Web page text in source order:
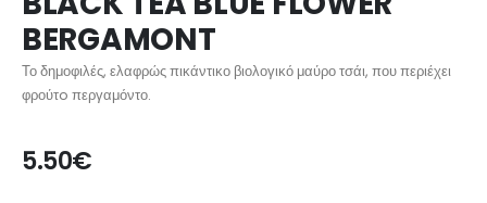
BERGAMONT
Το δημοφιλές, ελαφρώς πικάντικο βιολογικό μαύρο τσάι, που περιέχει
φρούτo περγαμόντο.
5.50€